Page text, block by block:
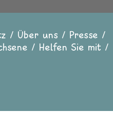
Über uns
Presse
Helfen Sie mit